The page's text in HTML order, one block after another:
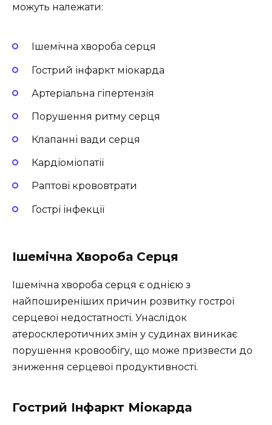
можуть належати:
Ішемічна хвороба серця
Гострий інфаркт міокарда
Артеріальна гіпертензія
Порушення ритму серця
Клапанні вади серця
Кардіоміопатії
Раптові крововтрати
Гострі інфекції
Ішемічна Хвороба Серця
Ішемічна хвороба серця є однією з
найпоширеніших причин розвитку гострої
серцевої недостатності. Унаслідок
атеросклеротичних змін у судинах виникає
порушення кровообігу, що може призвести до
зниження серцевої продуктивності.
Гострий Інфаркт Міокарда